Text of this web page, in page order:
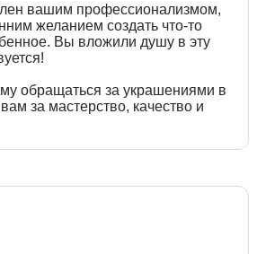
вашим профессионализмом,
желанием создать что-то
Вы вложили душу в эту
обращаться за украшениями в
за мастерство, качество и